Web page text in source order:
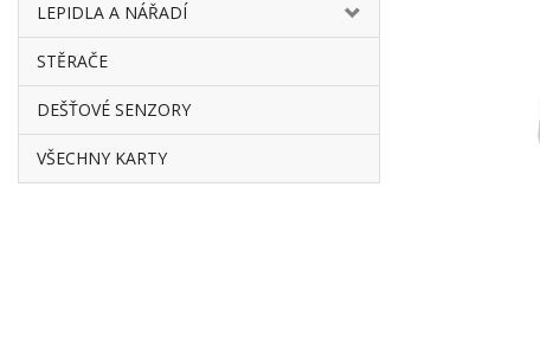
LEPIDLA A NÁŘADÍ
STĚRAČE
DEŠŤOVÉ SENZORY
VŠECHNY KARTY